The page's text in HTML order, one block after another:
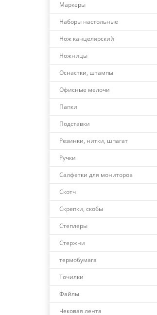
Маркеры
Наборы настольные
Нож канцелярский
Ножницы
Оснастки, штампы
Офисные мелочи
Папки
Подставки
Резинки, нитки, шпагат
Ручки
Салфетки для мониторов
Скотч
Скрепки, скобы
Степлеры
Стержни
термобумага
Точилки
Файлы
Чековая лента